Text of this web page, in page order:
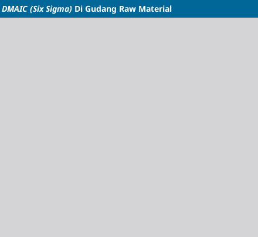
DMAIC (Six Sigma)Di Gudang Raw Material